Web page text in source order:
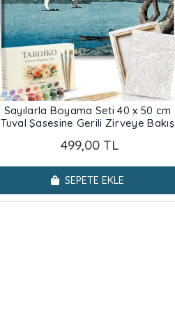
Sayılarla Boyama Seti 40 x 50 cm
Tuval Şasesine Gerili Zirveye Bakış
499,00 TL
SEPETE EKLE